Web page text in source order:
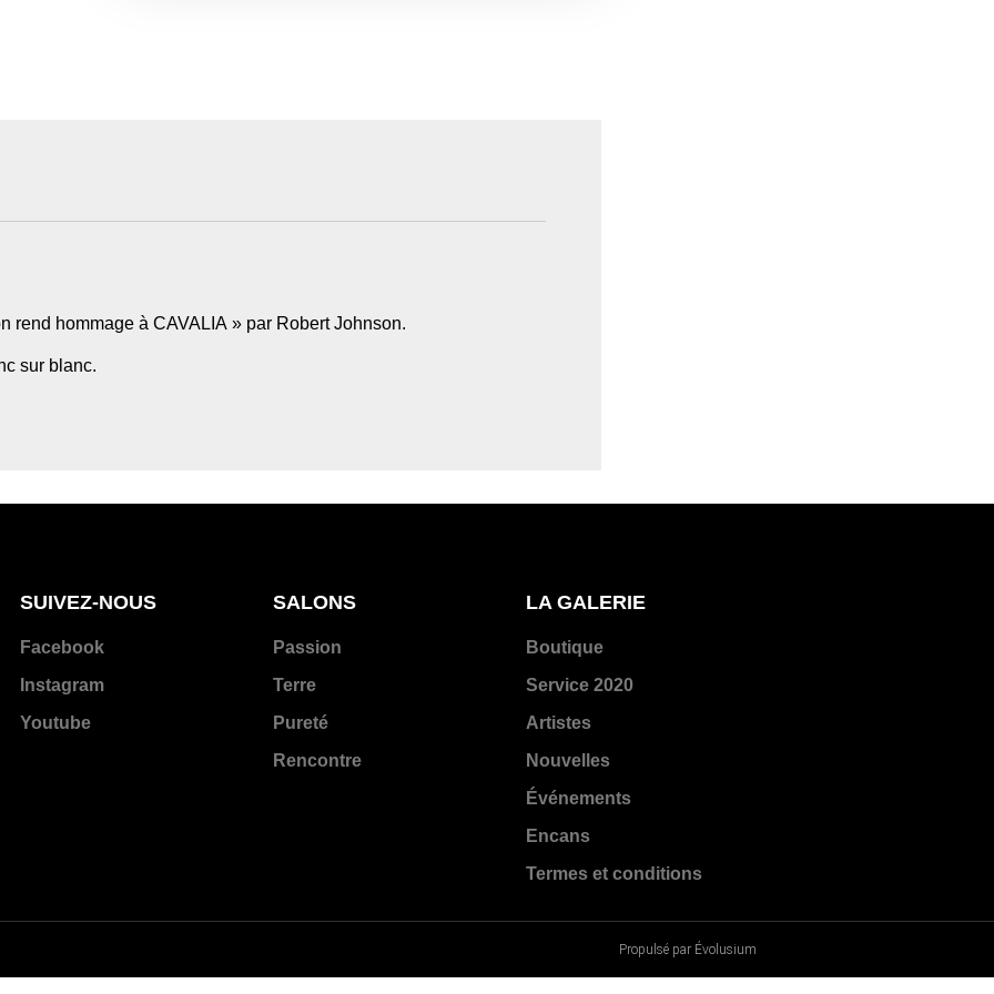
hommage à CAVALIA » par Robert Johnson.
sur blanc.
SUIVEZ-NOUS
Facebook
Instagram
Youtube
SALONS
Passion
Terre
Pureté
Rencontre
LA GALERIE
Boutique
Service 2020
Artistes
Nouvelles
Événements
Encans
Termes et conditions
Propulsé par Évolusium